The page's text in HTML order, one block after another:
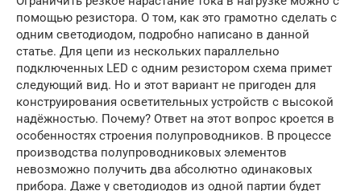
помощью резистора. О том, как это грамотно сделать с
одним светодиодом, подробно написано в данной
статье. Для цепи из нескольких параллельно
подключенных LED с одним резистором схема примет
следующий вид. Но и этот вариант не пригоден для
конструирования осветительных устройств с высокой
надёжностью. Почему? Ответ на этот вопрос кроется в
особенностях строения полупроводников. В процессе
производства полупроводниковых элементов
невозможно получить два абсолютно одинаковых
прибора. Даже у светодиодов из одной партии будет